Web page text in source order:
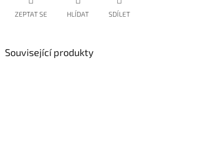
ZEPTAT SE HLÍDAT SDÍLET
Související produkty